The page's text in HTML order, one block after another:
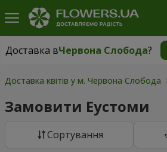
Доставка вЧервона Слобода?
Доставка вЧервона Слобода|
Доставка квітів у м. Червона Слобода
Замовити Еустоми
Сортування